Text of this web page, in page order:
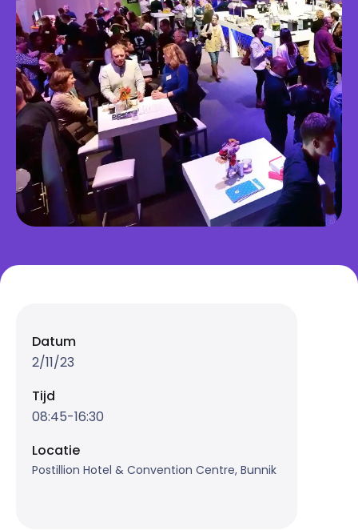
Datum
2/11/23
Tijd
08:45-16:30
Locatie
Postillion Hotel & Convention Centre, Bunnik